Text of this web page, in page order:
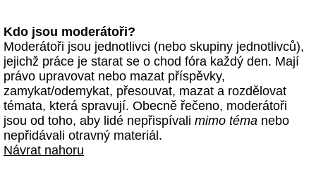
Kdo jsou moderátoři?
Moderátoři jsou jednotlivci (nebo skupiny jednotlivců),
jejichž práce je starat se o chod fóra každý den. Mají
právo upravovat nebo mazat příspěvky,
zamykat/odemykat, přesouvat, mazat a rozdělovat
témata, která spravují. Obecně řečeno, moderátoři
jsou od toho, aby lidé nepřispívali mimo téma nebo
nepřidávali otravný materiál.
Návrat nahoru